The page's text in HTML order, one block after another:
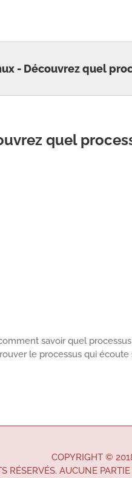
- Découvrez quel
quel
savoir quel
le processus qui écoute
COPYRIGHT ©
RÉSERVÉS. AUCUNE